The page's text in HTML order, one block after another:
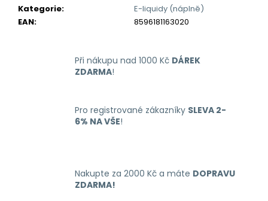
Kategorie:
E-liquidy (náplně)
EAN: 8596181163020
Při nákupu nad 1000 Kč DÁREK
ZDARMA!
Pro registrované zákazníky SLEVA 2-
6% NA VŠE!
Nakupte za 2000 Kč a máte DOPRAVU
ZDARMA!
MAX
MENTHOL
4X10ML-